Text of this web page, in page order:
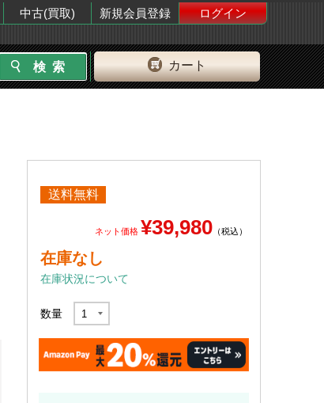
中古(買取) 新規会員登録
ログイン
カート
送料無料
ネット価格 ¥39,980 （税込）
在庫なし
在庫状況について
数量